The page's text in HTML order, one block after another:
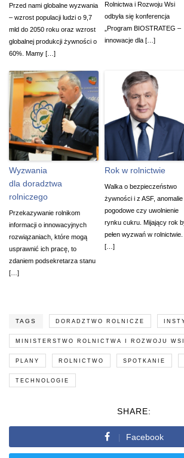
Przed nami globalne wyzwania
– wzrost populacji ludzi o 9,7
mld do 2050 roku oraz wzrost
globalnej produkcji żywności o
60%. Mamy […]
Rolnictwa i Rozwoju Wsi
odbyła się konferencja
„Program BIOSTRATEG –
innowacje dla […]
Wyzwania
dla doradztwa
rolniczego
Przekazywanie rolnikom
informacji o innowacyjnych
rozwiązaniach, które mogą
usprawnić ich pracę, to
zdaniem podsekretarza stanu
[…]
Rok w rolnictwie
Walka o bezpieczeństwo
żywności i z ASF, anomalie
pogodowe czy uwolnienie
rynku cukru. Mijający rok
pełen wyzwań w rolnictwie.
[…]
TAGS DORADZTWO ROLNICZE
MINISTERSTWO ROLNICTWA I ROZWOJU WSI
PLANY ROLNICTWO SPOTKANIE
TECHNOLOGIE
SHARE:
Facebook